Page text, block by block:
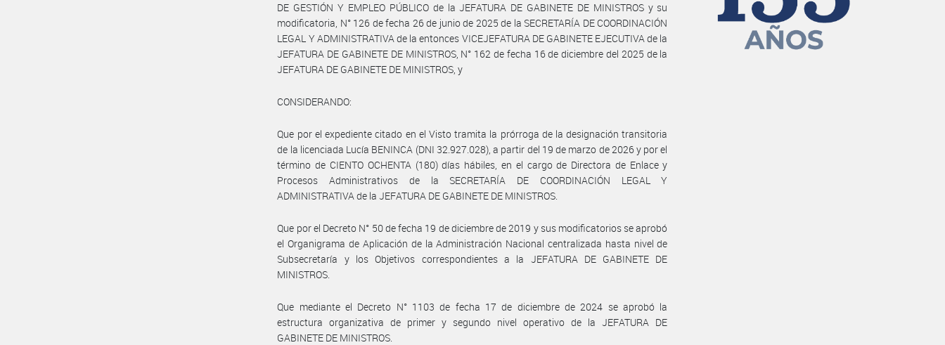
DE GESTIÓN Y EMPLEO PÚBLICO de la JEFATURA DE GABINETE DE MINISTROS y su
modificatoria, N° 126 de fecha 26 de junio de 2025 de la SECRETARÍA DE COORDINACIÓN
LEGAL Y ADMINISTRATIVA de la entonces VICEJEFATURA DE GABINETE EJECUTIVA de la
JEFATURA DE GABINETE DE MINISTROS, N° 162 de fecha 16 de diciembre del 2025 de la
JEFATURA DE GABINETE DE MINISTROS, y
CONSIDERANDO:
Que por el expediente citado en el Visto tramita la prórroga de la designación transitoria
de la licenciada Lucía BENINCA (DNI 32.927.028), a partir del 19 de marzo de 2026 y por el
término de CIENTO OCHENTA (180) días hábiles, en el cargo de Directora de Enlace y
Procesos Administrativos de la SECRETARÍA DE COORDINACIÓN LEGAL Y
ADMINISTRATIVA de la JEFATURA DE GABINETE DE MINISTROS.
Que por el Decreto N° 50 de fecha 19 de diciembre de 2019 y sus modificatorios se aprobó
el Organigrama de Aplicación de la Administración Nacional centralizada hasta nivel de
Subsecretaría y los Objetivos correspondientes a la JEFATURA DE GABINETE DE
MINISTROS.
Que mediante el Decreto N° 1103 de fecha 17 de diciembre de 2024 se aprobó la
estructura organizativa de primer y segundo nivel operativo de la JEFATURA DE
GABINETE DE MINISTROS.